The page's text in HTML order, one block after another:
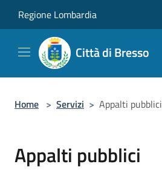
Regione Lombardia
Città di Bresso
Home > Servizi > Appalti pubblici
Appalti pubblici